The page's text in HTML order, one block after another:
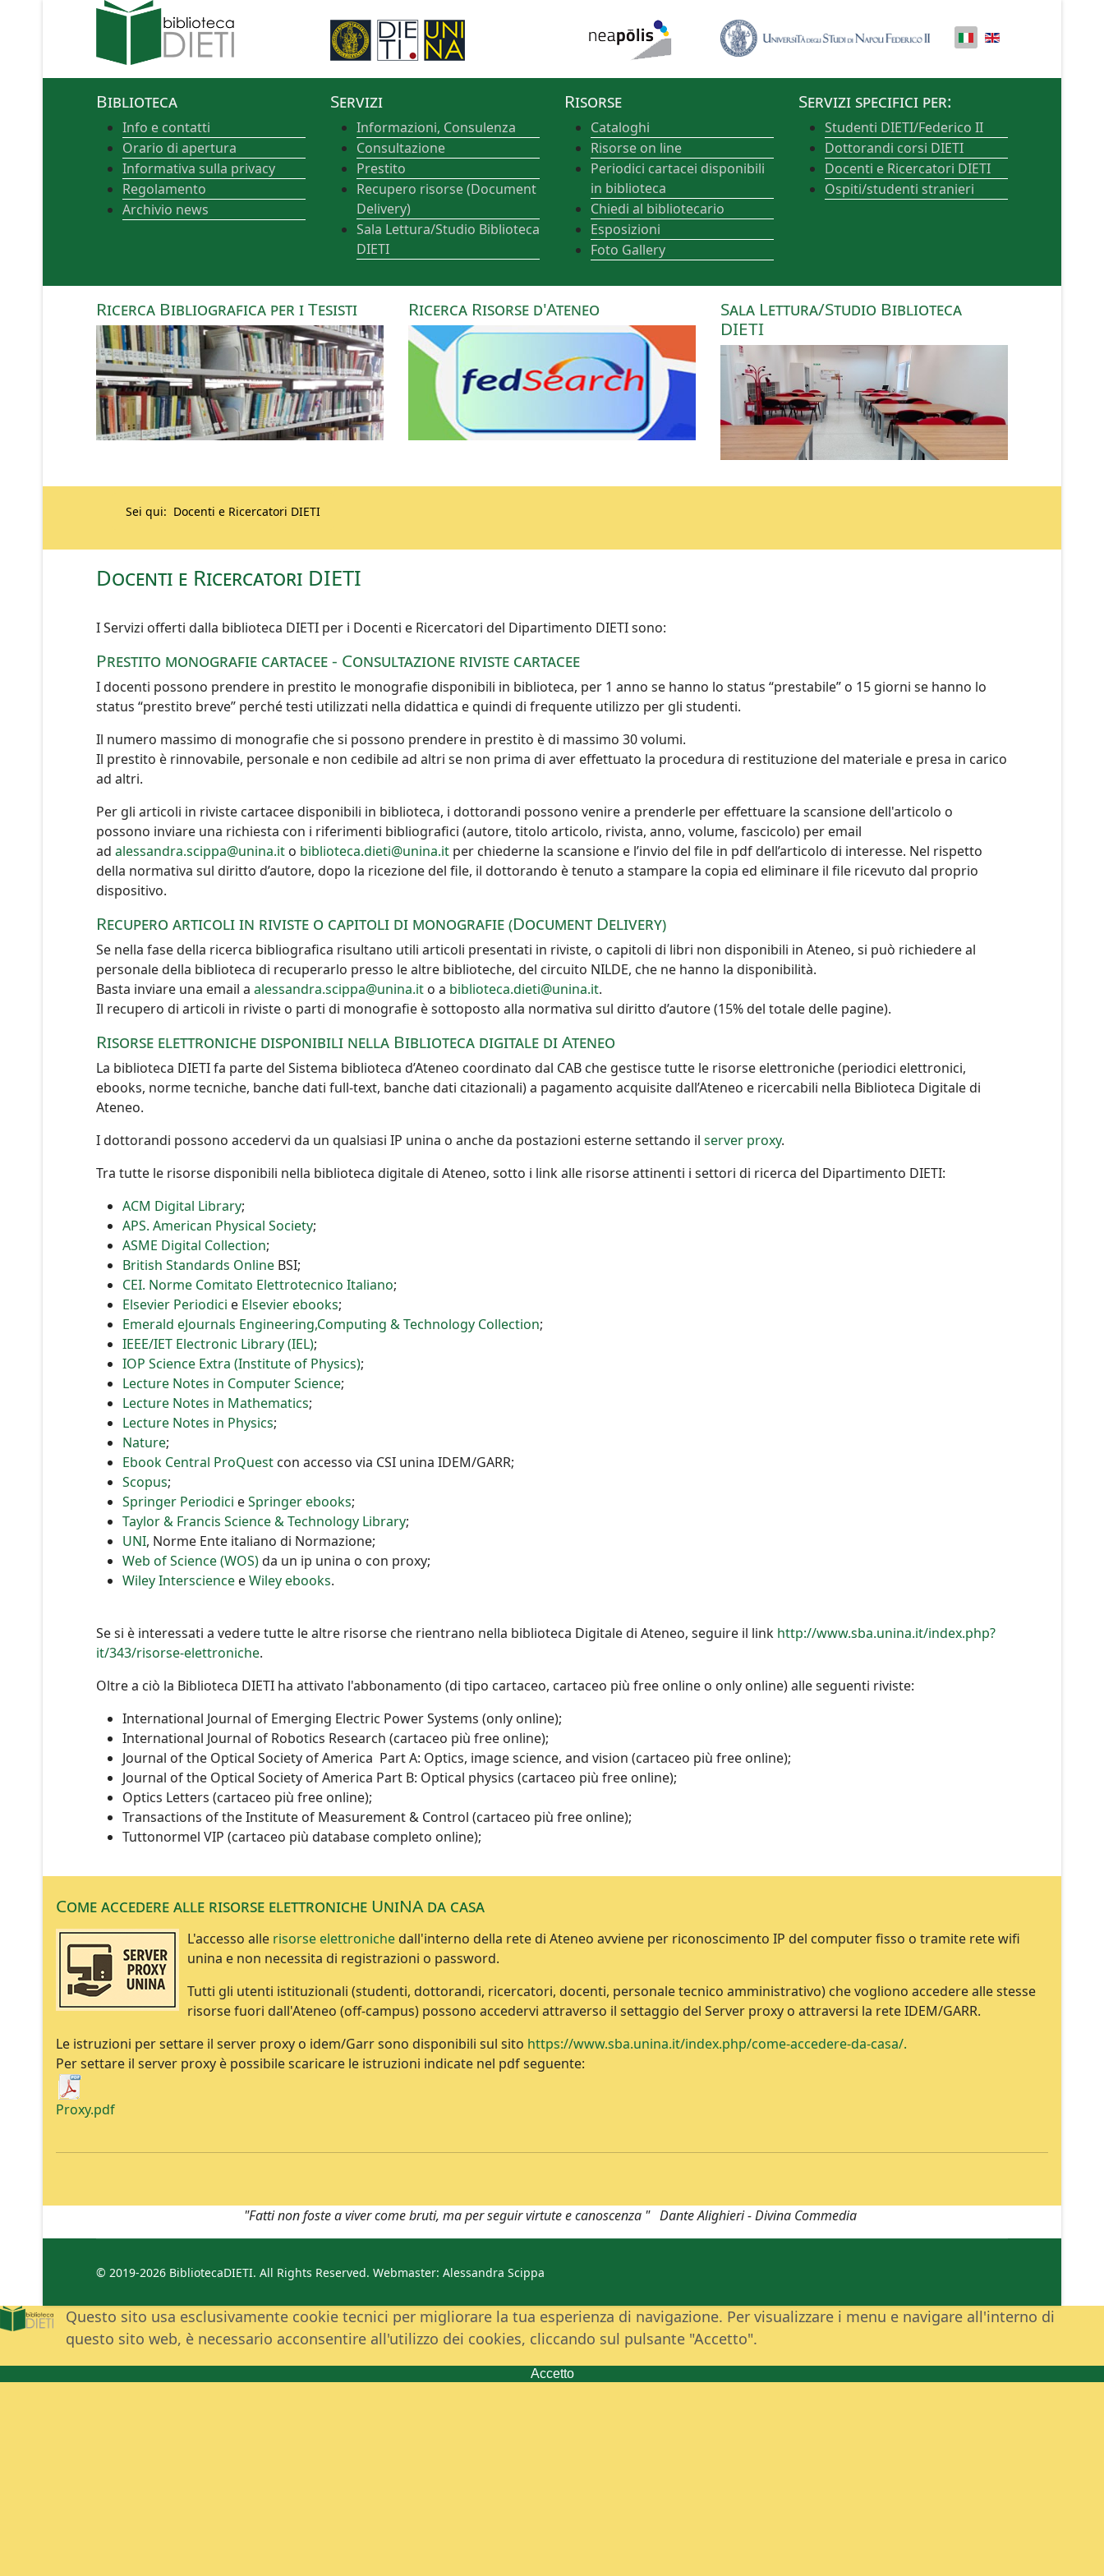
Biblioteca
Info e contatti
Orario di apertura
Informativa sulla privacy
Regolamento
Archivio news
Servizi
Informazioni, Consulenza
Consultazione
Prestito
Recupero risorse (Document
Delivery)
Sala Lettura/Studio Biblioteca
DIETI
Risorse
Cataloghi
Risorse on line
Periodici cartacei disponibili
in biblioteca
Chiedi al bibliotecario
Esposizioni
Foto Gallery
Servizi specifici per:
Studenti DIETI/Federico II
Dottorandi corsi DIETI
Docenti e Ricercatori DIETI
Ospiti/studenti stranieri
Ricerca Bibliografica per i Tesisti Ricerca Risorse d'Ateneo
Sala Lettura/Studio Biblioteca
DIETI
Sei qui: Docenti e Ricercatori DIETI
Docenti e Ricercatori DIETI
I Servizi offerti dalla biblioteca DIETI per i Docenti e Ricercatori del Dipartimento DIETI sono:
Prestito monografie cartacee - Consultazione riviste cartacee
I docenti possono prendere in prestito le monografie disponibili in biblioteca, per 1 anno se hanno lo status “prestabile” o 15 giorni se hanno lo
status “prestito breve” perché testi utilizzati nella didattica e quindi di frequente utilizzo per gli studenti.
Il numero massimo di monografie che si possono prendere in prestito è di massimo 30 volumi.
Il prestito è rinnovabile, personale e non cedibile ad altri se non prima di aver effettuato la procedura di restituzione del materiale e presa in carico
ad altri.
Per gli articoli in riviste cartacee disponibili in biblioteca, i dottorandi possono venire a prenderle per effettuare la scansione dell'articolo o
possono inviare una richiesta con i riferimenti bibliografici (autore, titolo articolo, rivista, anno, volume, fascicolo) per email
ad alessandra.scippa@unina.it o biblioteca.dieti@unina.it per chiederne la scansione e l’invio del file in pdf dell’articolo di interesse. Nel rispetto
della normativa sul diritto d’autore, dopo la ricezione del file, il dottorando è tenuto a stampare la copia ed eliminare il file ricevuto dal proprio
dispositivo.
Recupero articoli in riviste o capitoli di monografie (Document Delivery)
Se nella fase della ricerca bibliografica risultano utili articoli presentati in riviste, o capitoli di libri non disponibili in Ateneo, si può richiedere al
personale della biblioteca di recuperarlo presso le altre biblioteche, del circuito NILDE, che ne hanno la disponibilità.
Basta inviare una email a alessandra.scippa@unina.it o a biblioteca.dieti@unina.it.
Il recupero di articoli in riviste o parti di monografie è sottoposto alla normativa sul diritto d’autore (15% del totale delle pagine).
Risorse elettroniche disponibili nella Biblioteca digitale di Ateneo
La biblioteca DIETI fa parte del Sistema biblioteca d’Ateneo coordinato dal CAB che gestisce tutte le risorse elettroniche (periodici elettronici,
ebooks, norme tecniche, banche dati full-text, banche dati citazionali) a pagamento acquisite dall’Ateneo e ricercabili nella Biblioteca Digitale di
Ateneo.
I dottorandi possono accedervi da un qualsiasi IP unina o anche da postazioni esterne settando il server proxy.
Tra tutte le risorse disponibili nella biblioteca digitale di Ateneo, sotto i link alle risorse attinenti i settori di ricerca del Dipartimento DIETI:
ACM Digital Library;
APS. American Physical Society;
ASME Digital Collection;
British Standards Online BSI;
CEI. Norme Comitato Elettrotecnico Italiano;
Elsevier Periodici e Elsevier ebooks;
Emerald eJournals Engineering,Computing & Technology Collection;
IEEE/IET Electronic Library (IEL);
IOP Science Extra (Institute of Physics);
Lecture Notes in Computer Science;
Lecture Notes in Mathematics;
Lecture Notes in Physics;
Nature;
Ebook Central ProQuest con accesso via CSI unina IDEM/GARR;
Scopus;
Springer Periodici eSpringer ebooks;
Taylor & Francis Science & Technology Library;
UNI, Norme Ente italiano di Normazione;
Web of Science (WOS)da un ip unina o con proxy;
Wiley Interscience eWiley ebooks.
Se si è interessati a vedere tutte le altre risorse che rientrano nella biblioteca Digitale di Ateneo, seguire il link http://www.sba.unina.it/index.php?
it/343/risorse-elettroniche.
Oltre a ciò la Biblioteca DIETI ha attivato l'abbonamento (di tipo cartaceo, cartaceo più free online o only online) alle seguenti riviste:
International Journal of Emerging Electric Power Systems (only online);
International Journal of Robotics Research (cartaceo più free online);
Journal of the Optical Society of America Part A: Optics, image science, and vision (cartaceo più free online);
Journal of the Optical Society of America Part B: Optical physics (cartaceo più free online);
Optics Letters (cartaceo più free online);
Transactions of the Institute of Measurement & Control (cartaceo più free online);
Tuttonormel VIP (cartaceo più database completo online);
Come accedere alle risorse elettroniche UniNA da casa
L'accesso alle risorse elettronichedall'interno della rete di Ateneo avviene per riconoscimento IP del computer fisso o tramite rete wifi
unina e non necessita di registrazioni o password.
Tutti gli utenti istituzionali (studenti, dottorandi, ricercatori, docenti, personale tecnico amministrativo) che vogliono accedere alle stesse
risorse fuori dall'Ateneo (off-campus) possono accedervi attraverso il settaggio del Server proxy o attraversi la rete IDEM/GARR.
Le istruzioni per settare il server proxy o idem/Garr sono disponibili sul sito https://www.sba.unina.it/index.php/come-accedere-da-casa/.
Per settare il server proxy è possibile scaricare le istruzioni indicate nel pdf seguente:
Proxy.pdf
"Fatti non foste a viver come bruti, ma per seguir virtute e canoscenza " Dante Alighieri - Divina Commedia
© 2019-2026 BibliotecaDIETI. All Rights Reserved. Webmaster: Alessandra Scippa
Questo sito usa esclusivamente cookie tecnici per migliorare la tua esperienza di navigazione. Per visualizzare i menu e navigare all'interno di
questo sito web, è necessario acconsentire all'utilizzo dei cookies, cliccando sul pulsante "Accetto".
Accetto